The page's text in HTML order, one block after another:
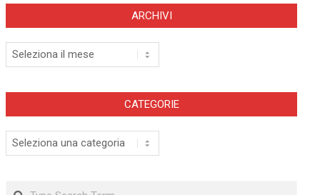
ARCHIVI
Archivi
CATEGORIE
Categorie
Search